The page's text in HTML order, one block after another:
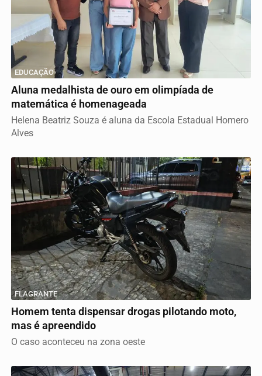
EDUCAÇÃO
Aluna medalhista de ouro em olimpíada de
matemática é homenageada
Helena Beatriz Souza é aluna da Escola Estadual Homero
Alves
FLAGRANTE
Homem tenta dispensar drogas pilotando moto,
mas é apreendido
O caso aconteceu na zona oeste